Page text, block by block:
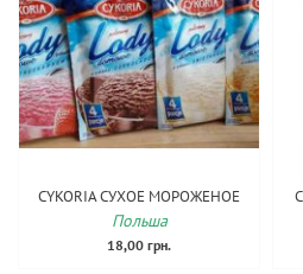
CYKORIA СУХОЕ МОРОЖЕНОЕ
Польша
18,00 грн.